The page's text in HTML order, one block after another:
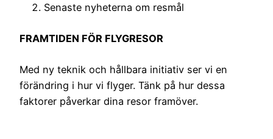
Senaste nyheterna om resmål
FRAMTIDEN FÖR FLYGRESOR
Med ny teknik och hållbara initiativ ser vi en
förändring i hur vi flyger. Tänk på hur dessa
faktorer påverkar dina resor framöver.